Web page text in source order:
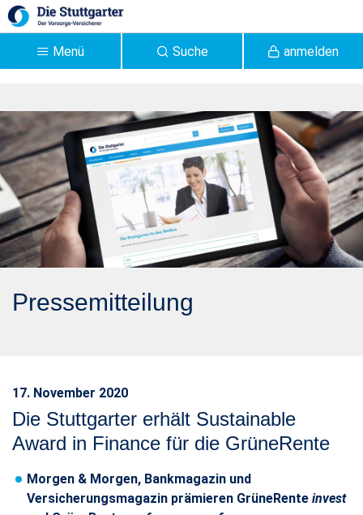
Zum Hauptinhalt springen
anmelden
Suche
Menü
Offenlegungspflichten für
Vermittler zu
Nachhaltigkeitskriterien
in der Praxis - Stuttgarter
Pressemitteilung
17. November 2020
Die Stuttgarter erhält Sustainable
Award in Finance für die GrüneRente
Morgen & Morgen, Bankmagazin und
Versicherungsmagazin prämieren GrüneRente invest